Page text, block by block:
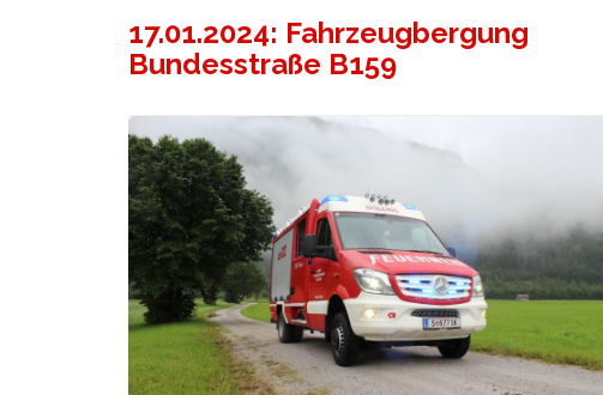
17.01.2024: Fahrzeugbergung
Bundesstraße B159